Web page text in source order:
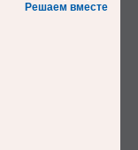
Решаем вместе